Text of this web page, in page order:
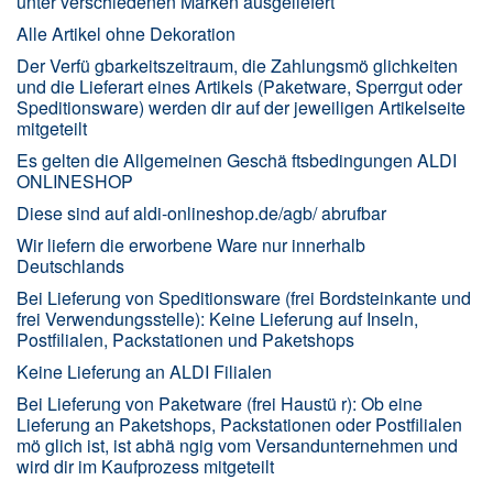
Alle Artikel ohne Dekoration
Der Verfü gbarkeitszeitraum, die Zahlungsmö glichkeiten
und die Lieferart eines Artikels (Paketware, Sperrgut oder
Speditionsware) werden dir auf der jeweiligen Artikelseite
mitgeteilt
Es gelten die Allgemeinen Geschä ftsbedingungen ALDI
ONLINESHOP
Diese sind auf aldi-onlineshop.de/agb/ abrufbar
Wir liefern die erworbene Ware nur innerhalb
Deutschlands
Bei Lieferung von Speditionsware (frei Bordsteinkante und
frei Verwendungsstelle): Keine Lieferung auf Inseln,
Postfilialen, Packstationen und Paketshops
Keine Lieferung an ALDI Filialen
Bei Lieferung von Paketware (frei Haustü r): Ob eine
Lieferung an Paketshops, Packstationen oder Postfilialen
mö glich ist, ist abhä ngig vom Versandunternehmen und
wird dir im Kaufprozess mitgeteilt